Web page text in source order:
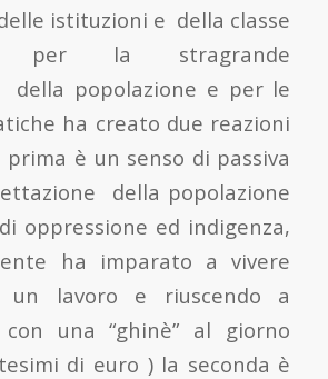
istituzioni e della classe
per la stragrande
della popolazione e per le
ha creato due reazioni
è un senso di passiva
della popolazione
oppressione ed indigenza,
ha imparato a vivere
un lavoro e riuscendo a
con una “ghinè” al giorno
di euro ) la seconda è